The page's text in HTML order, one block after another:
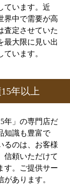
ています。近
界中で需要が高
査定させていた
最大限に見い出
ています。
年以上
年」の専門店だ
知識も豊富で
るのは、お客様
信頼いただけて
す。ご提供サー
があります。